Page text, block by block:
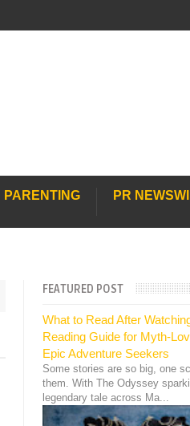
PARENTING PR
FEATURED POST
What to Read After
Reading Guide for Myth-
Epic Adventure Seekers
Some stories are so big, one
them. With The Odyssey
legendary tale across Ma...